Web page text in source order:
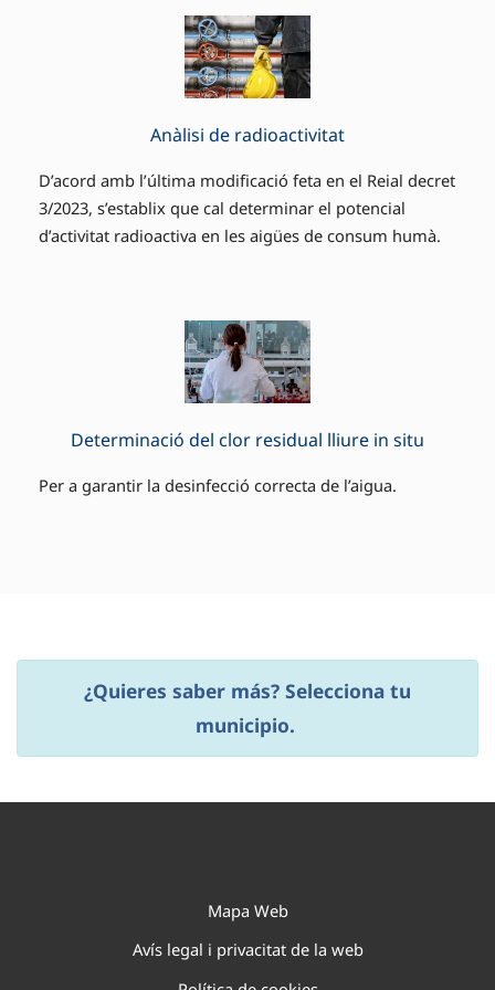
Anàlisi de radioactivitat
D’acord amb l’última modificació feta en el Reial decret
3/2023, s’establix que cal determinar el potencial
d’activitat radioactiva en les aigües de consum humà.
Determinació del clor residual lliure in situ
Per a garantir la desinfecció correcta de l’aigua.
¿Quieres saber más? Selecciona tu
municipio.
Mapa Web
Avís legal i privacitat de la web